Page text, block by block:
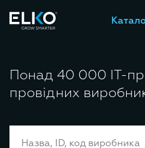
Понад 40 000 ІТ-
провідних